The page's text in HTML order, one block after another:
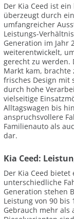
Der Kia Ceed ist
überzeugt durch
umfangreicher
Leistungs-
Generation im Jahr
weiterentwickelt,
gerecht zu werden.
Markt kam,
frisches Design mit
durch hohe
vielseitige
Alltagswagen bis
anspruchsvollere
Familienauto als
dar.
Kia Ceed:
Der Kia Ceed
unterschiedliche
Generation stehen
Leistung von 90 bis
Gebrauch mehr als